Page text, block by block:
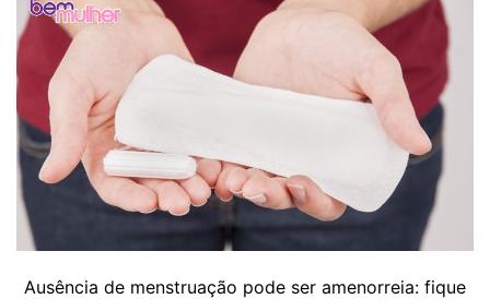
Ausência de menstruação pode ser amenorreia: fique